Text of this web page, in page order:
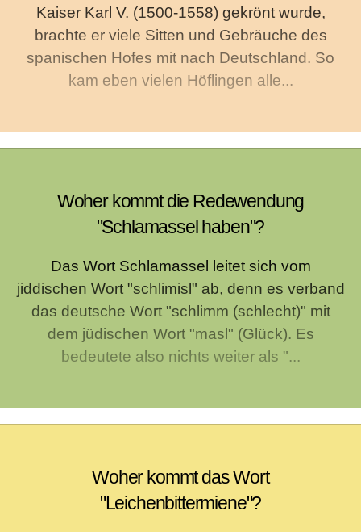
Kaiser Karl V. (1500-1558) gekrönt wurde,
brachte er viele Sitten und Gebräuche des
spanischen Hofes mit nach Deutschland. So
kam eben vielen Höflingen alle...
Woher kommt die Redewendung
"Schlamassel haben"?
Das Wort Schlamassel leitet sich vom
jiddischen Wort "schlimisl" ab, denn es verband
das deutsche Wort "schlimm (schlecht)" mit
dem jüdischen Wort "masl" (Glück). Es
bedeutete also nichts weiter als "...
Woher kommt das Wort
"Leichenbittermiene"?